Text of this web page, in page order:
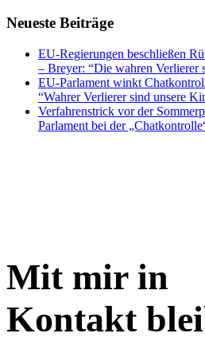
Neueste Beiträge
EU-Regierungen beschließen
– Breyer: “Die wahren Verlierer
EU-Parlament winkt
“Wahrer Verlierer sind unsere
Verfahrenstrick vor der
Parlament bei der
Mit mir in
Kontakt